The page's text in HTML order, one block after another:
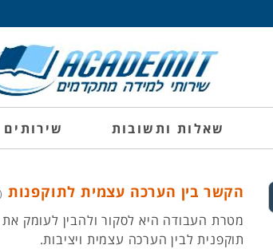
שאלות ותשובות
הקשר בין הערכה עצמית לתוקפנות
מטרת העבודה היא לסקור ולהבין לעומק
תוקפנית לבין הערכה עצמית ויציבות.